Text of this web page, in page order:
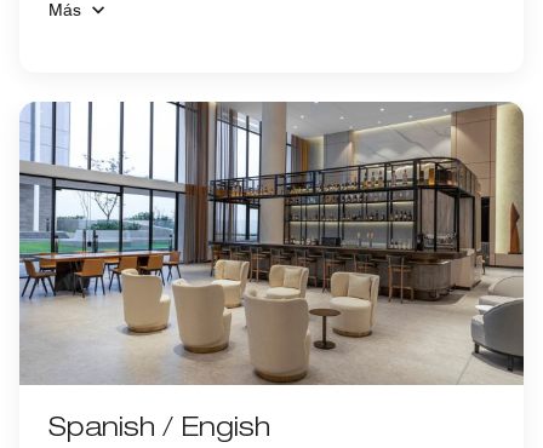
Más
Spanish / Engish